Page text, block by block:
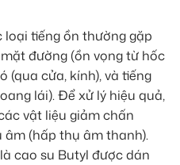
loại tiếng ồn thường gặp
đường (ồn vọng từ hốc
(qua cửa, kính), và tiếng
lái). Để xử lý hiệu quả,
vật liệu giảm chấn
âm (hấp thụ âm thanh).
cao su Butyl được dán